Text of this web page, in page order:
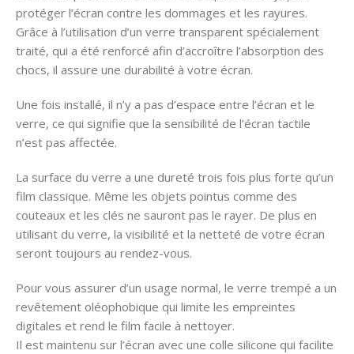
protéger l’écran contre les dommages et les rayures.
Grâce à l’utilisation d’un verre transparent spécialement
traité, qui a été renforcé afin d’accroître l’absorption des
chocs, il assure une durabilité à votre écran.
Une fois installé, il n’y a pas d’espace entre l’écran et le
verre, ce qui signifie que la sensibilité de l’écran tactile
n’est pas affectée.
La surface du verre a une dureté trois fois plus forte qu’un
film classique. Même les objets pointus comme des
couteaux et les clés ne sauront pas le rayer. De plus en
utilisant du verre, la visibilité et la netteté de votre écran
seront toujours au rendez-vous.
Pour vous assurer d’un usage normal, le verre trempé a un
revêtement oléophobique qui limite les empreintes
digitales et rend le film facile à nettoyer.
Il est maintenu sur l’écran avec une colle silicone qui facilite